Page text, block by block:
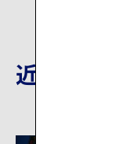
近隣の観光地